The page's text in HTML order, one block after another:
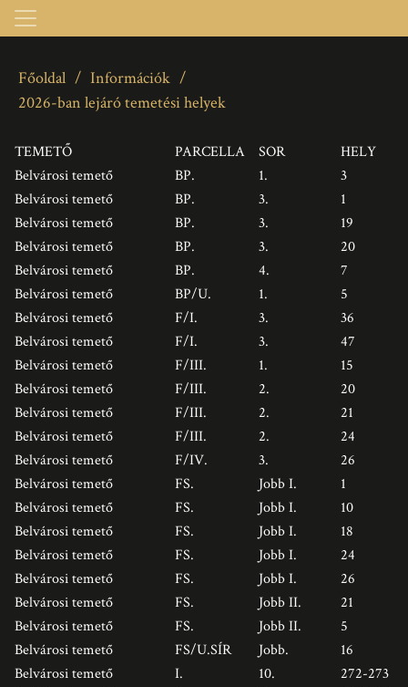
Főoldal / Információk /
2026-ban lejáró temetési helyek
TEMETŐ PARCELLA SOR
HELY
Belvárosi temető
BP. 1.
3
Belvárosi temető
BP. 3.
1
Belvárosi temető
BP. 3.
19
Belvárosi temető
BP. 3.
20
Belvárosi temető
BP. 4.
7
Belvárosi temető
BP/U. 1.
5
Belvárosi temető
F/I. 3.
36
Belvárosi temető
F/I. 3.
47
Belvárosi temető
F/III. 1.
15
Belvárosi temető
F/III. 2.
20
Belvárosi temető
F/III. 2.
21
Belvárosi temető
F/III. 2.
24
Belvárosi temető
F/IV. 3.
26
Belvárosi temető
FS. Jobb I.
1
Belvárosi temető
FS. Jobb I.
10
Belvárosi temető
FS. Jobb I.
18
Belvárosi temető
FS. Jobb I.
24
Belvárosi temető
FS. Jobb I.
26
Belvárosi temető
FS. Jobb II.
21
Belvárosi temető
FS. Jobb II.
5
Belvárosi temető
FS/U.SÍR Jobb.
16
Belvárosi temető
I. 10.
272-273